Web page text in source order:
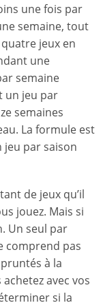
une fois par
semaine, tout
jeux en
une
semaine
un jeu par
semaines
La formule est
jeu par saison
de jeux qu’il
jouez. Mais si
Un seul par
comprend pas
à la
avec vos
si la